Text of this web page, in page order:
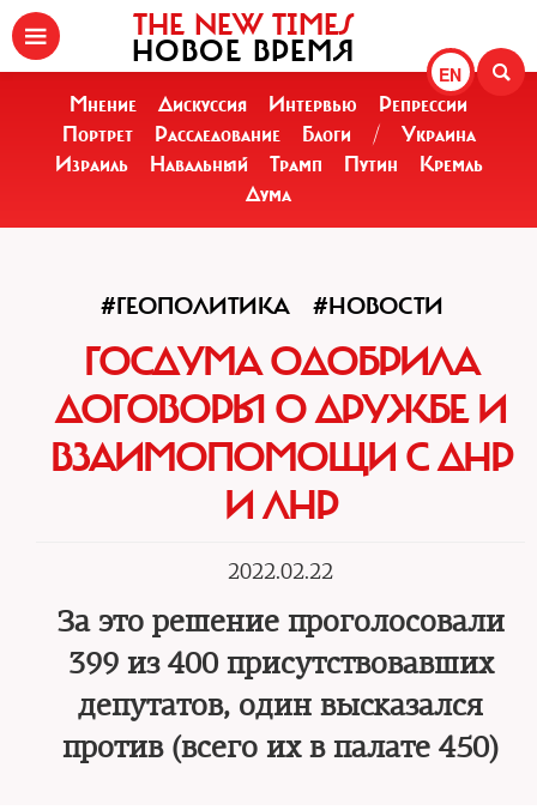
EN
THE NEW TIMES
НОВОЕ ВРЕМЯ
Мнение Дискуссия Интервью
Репрессии
Портрет
Расследование Блоги /
Украина
Израиль
Навальный Трамп Путин
Кремль
Дума
#ГЕОПОЛИТИКА #НОВОСТИ
ГОСДУМА ОДОБРИЛА
ДОГОВОРЫ О ДРУЖБЕ И
ВЗАИМОПОМОЩИ С ДНР
И ЛНР
2022.02.22
За это решение проголосовали
399 из 400 присутствовавших
депутатов, один высказался
против (всего их в палате 450)